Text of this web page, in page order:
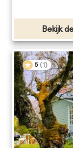
Bekijk
5 (1 )